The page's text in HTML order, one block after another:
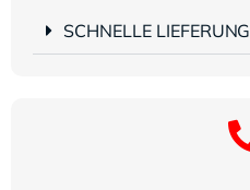
SCHNELLE LIEFERUNG